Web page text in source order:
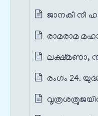
ജാനകീ നീ
രാമരാമ
ലക്ഷ്മണാ,
രംഗം 24.